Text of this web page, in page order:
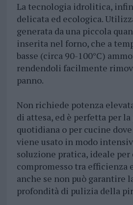
La tecnologia idrolitica,
delicata ed ecologica.
generata da una piccola
inserita nel forno, che a
basse (circa 90-100°C)
rendendoli facilmente
panno.
Non richiede potenza
di attesa, ed è perfetta per
quotidiana o per cucine
viene usato in modo
soluzione pratica, ideale per
compromesso tra efficienza
anche se non può garantire
profondità di pulizia della